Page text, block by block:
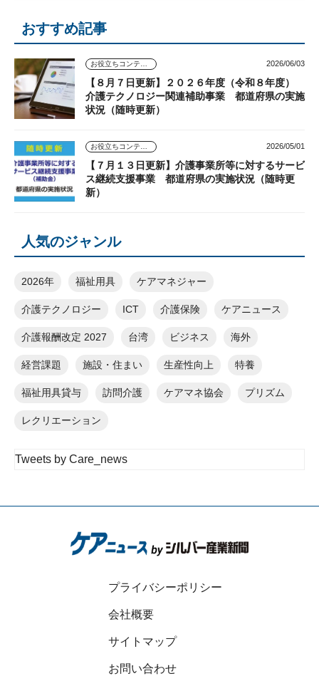
おすすめ記事
お役立ちコンテンツ 2026/06/03
【８月７日更新】２０２６年度（令和８年度）
介護テクノロジー関連補助事業 都道府県の実施
状況（随時更新）
お役立ちコンテンツ 2026/05/01
【７月１３日更新】介護事業所等に対するサービ
ス継続支援事業 都道府県の実施状況（随時更
新）
人気のジャンル
2026年 福祉用具 ケアマネジャー
介護テクノロジー ICT 介護保険 ケアニュース
介護報酬改定 2027 台湾 ビジネス 海外
経営課題 施設・住まい 生産性向上 特養
福祉用具貸与 訪問介護 ケアマネ協会 プリズム
レクリエーション
Tweets by Care_news
プライバシーポリシー
会社概要
サイトマップ
お問い合わせ